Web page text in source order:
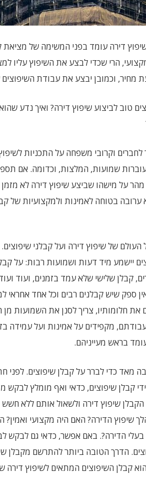
דירה עומד בפני המשימה של מציאת
הרי שכדי לבצע את השיפוץ עליו
מחיר, וכמובן יבצע את עבודת
טוב לביצוע שיפוץ דירה? ואיך נדע
לחברים וקרובי משפחה על התכניות
שמועות, המלצות, וכדומה. אם
על מישהו שביצע שיפוץ דירה לא מזמן
בטוחה לאמינות ולמקצועיות של
של שיפוץ דירה ועל קבלני
יישמע מיד דעות ושמועות רבות: על
קבלן שלישי שלא עמד בזמנים, ועוד ועוד
ספק שיש קבלנים רבים וכל אחד אחראי
את חלומותיו, צריך לסנן את השמועות מן
מקפידים על אמינות ועל עמידה
בראש מעייניהם.
מאד כדי לברר על קבלן שיפוצים. לפני
קבלן שיפוצים, כדאי ואף מומלץ
שיפוץ דירה ולשאול אותם ללא
שיפוץ הדירה? האם היה מקצועי ואמין?
הדירה?. באם אפשר, כדאי גם לבקש
הדרך הטובה ביותר להתרשם מקבלן
קבלן השיפוצים המתאים לשיפוץ דירה